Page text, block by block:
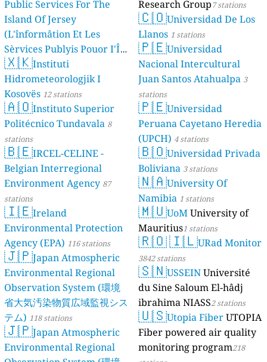
Public Services For The
Island Of Jersey
(L'înformâtion Et Les
Sèrvices Publyis Pouor I'Île
Dé Jèrri) 2 stations
🇽🇰Instituti
Hidrometeorologjik I
Kosovës 12 stations
🇦🇴Instituto Superior
Politécnico Tundavala 8
stations
🇧🇪IRCEL-CELINE -
Belgian Interregional
Environment Agency 87
stations
🇮🇪Ireland
Environmental Protection
Agency (EPA) 116 stations
🇯🇵Japan Atmospheric
Environmental Regional
Observation System (環境
省大気汚染物質広域監視シス
テム) 118 stations
🇯🇵Japan Atmospheric
Environmental Regional
Research Group7 stations
🇨🇴Universidad De Los
Llanos 1 stations
🇵🇪Universidad
Nacional Intercultural
Juan Santos Atahualpa 3
stations
🇵🇪Universidad
Peruana Cayetano Heredia
(UPCH) 4 stations
🇧🇴Universidad Privada
Boliviana 3 stations
🇳🇦University Of
Namibia 1 stations
🇲🇺UoMUniversity of
Mauritius1 stations
🇷🇴🇮🇱URad Monitor
3842 stations
🇸🇳USSEINUniversité
du Sine Saloum El-hâdj
ibrahima NIASS2 stations
🇺🇸Utopia FiberUTOPIA
Fiber powered air quality
monitoring program218